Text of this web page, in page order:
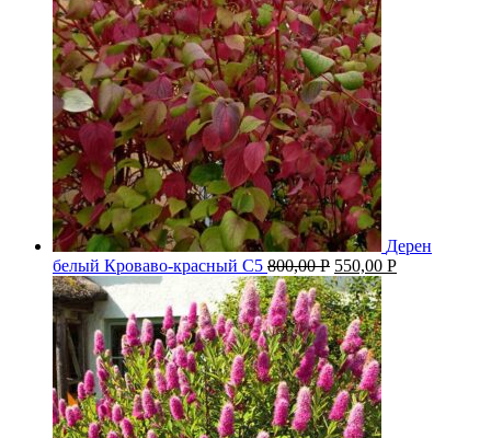
Дерен
белый Кроваво-красный С5 800,00Р 550,00 Р